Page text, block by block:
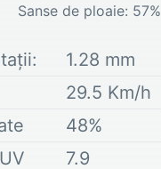
Sanse de ploaie: 57%
1.28 mm
29.5 Km/h
48%
7.9